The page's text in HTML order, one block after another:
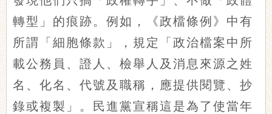
轉型」的痕跡。例如，《政檔條例》中有
所謂「細胞條款」，規定「政治檔案中所
載公務員、證人、檢舉人及消息來源之姓
名、化名、代號及職稱，應提供閱覽、抄
錄或複製」。民進黨宣稱這是為了使當年